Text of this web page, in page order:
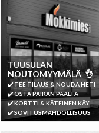
TUUSULAN
NOUTOMYYMÄLÄ 👌
✔️ TEE TILAUS & NOUDA HETI
✔️ OSTA PAIKAN PÄÄLTÄ
✔️ KORTTI & KÄTEINEN KÄY
✔️ SOVITUSMAHDOLLISUUS